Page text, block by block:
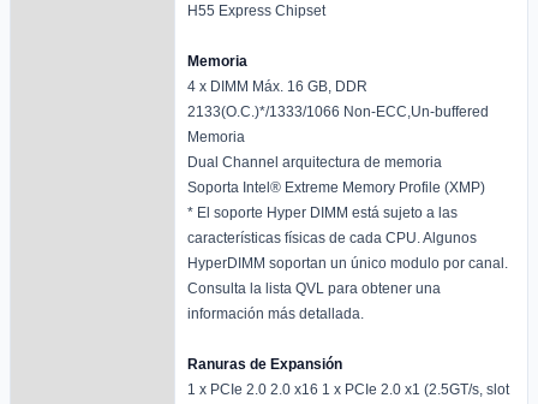
H55 Express Chipset
Memoria
4 x DIMM Máx. 16 GB, DDR
2133(O.C.)*/1333/1066 Non-ECC,Un-buffered
Memoria
Dual Channel arquitectura de memoria
Soporta Intel® Extreme Memory Profile (XMP)
* El soporte Hyper DIMM está sujeto a las
características físicas de cada CPU. Algunos
HyperDIMM soportan un único modulo por canal.
Consulta la lista QVL para obtener una
información más detallada.
Ranuras de Expansión
1 x PCIe 2.0 2.0 x16 1 x PCIe 2.0 x1 (2.5GT/s, slot